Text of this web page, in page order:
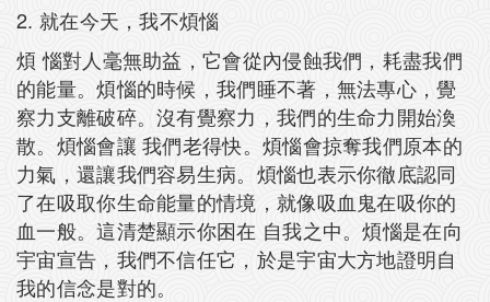
2. 就在今天，我不煩惱
煩 惱對人毫無助益，它會從內侵蝕我們，耗盡我們
的能量。煩惱的時候，我們睡不著，無法專心，覺
察力支離破碎。沒有覺察力，我們的生命力開始渙
散。煩惱會讓 我們老得快。煩惱會掠奪我們原本的
力氣，還讓我們容易生病。煩惱也表示你徹底認同
了在吸取你生命能量的情境，就像吸血鬼在吸你的
血一般。這清楚顯示你困在 自我之中。煩惱是在向
宇宙宣告，我們不信任它，於是宇宙大方地證明自
我的信念是對的。